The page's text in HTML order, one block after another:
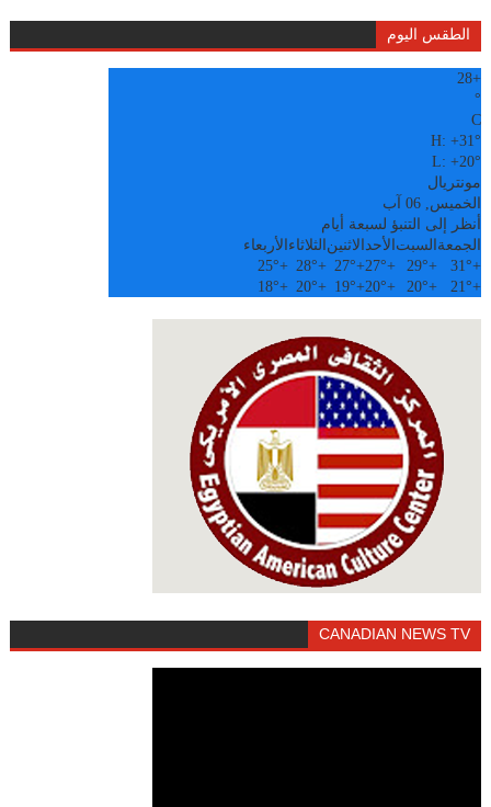
الطقس اليوم
+
28
°
C
H:+31°
L:+20°
مونتريال
الخميس, 06 آب
أنظر إلى التنبؤ لسبعة أيام
الجمعة السبت الأحدالاثنين الثلاثاء الأربعاء
+
31°
+
29°
+
27°
+
27°
+
28°
+
25°
+
21°
+
20°
+
20°
+
19°
+
20°
+
18°
CANADIAN NEWS TV